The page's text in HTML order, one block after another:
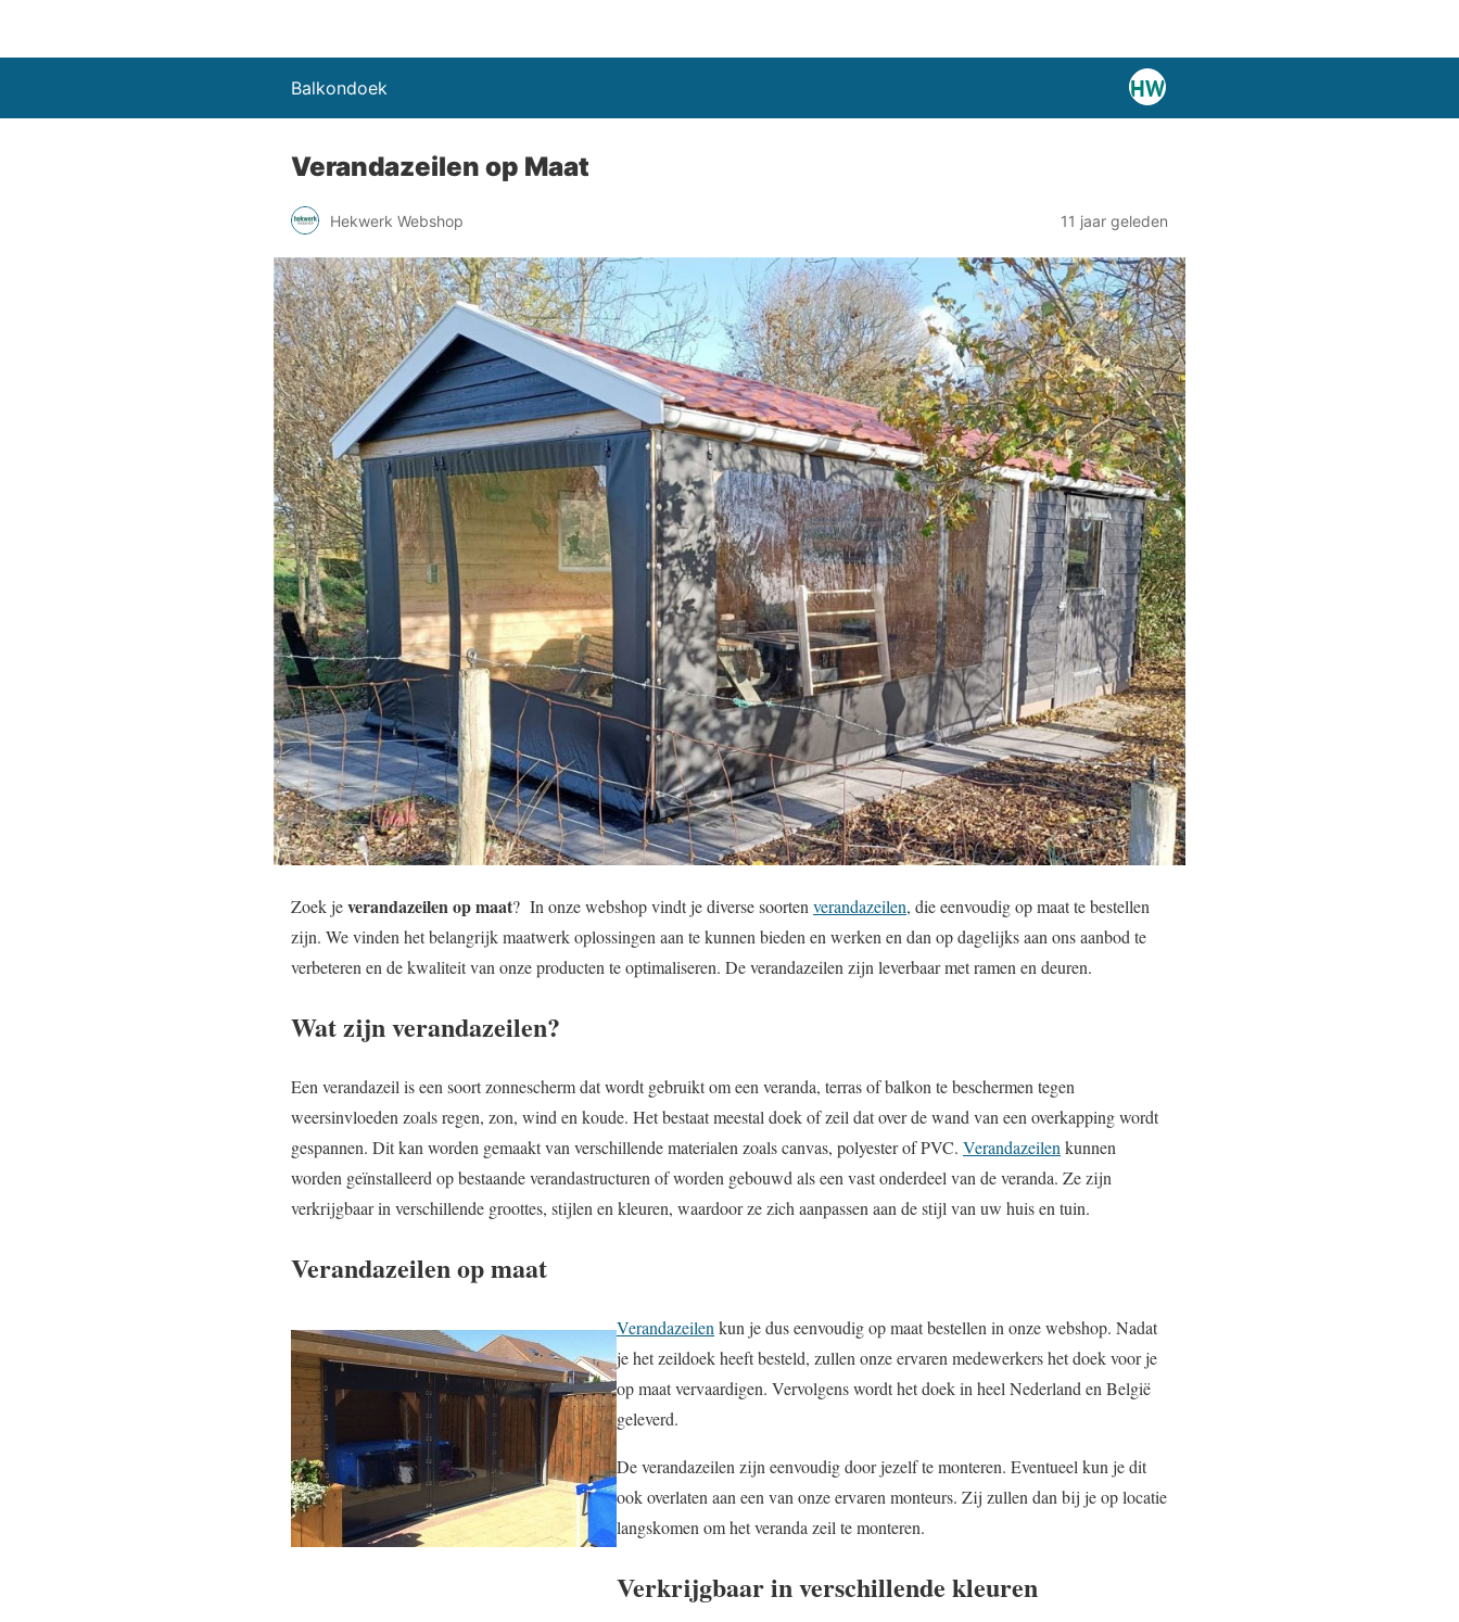
Balkondoek
Verandazeilen op Maat
Hekwerk Webshop 11 jaar geleden
Zoek jeverandazeilen op maat? In onze webshop vindt je diverse soortenverandazeilen, die eenvoudig op maat te bestellen
zijn. We vinden het belangrijk maatwerk oplossingen aan te kunnen bieden en werken en dan op dagelijks aan ons aanbod te
verbeteren en de kwaliteit van onze producten te optimaliseren. De verandazeilen zijn leverbaar met ramen en deuren.
Wat zijn verandazeilen?
Een verandazeil is een soort zonnescherm dat wordt gebruikt om een veranda, terras of balkon te beschermen tegen
weersinvloeden zoals regen, zon, wind en koude. Het bestaat meestal doek of zeil dat over de wand van een overkapping wordt
gespannen. Dit kan worden gemaakt van verschillende materialen zoals canvas, polyester of PVC. Verandazeilen kunnen
worden geïnstalleerd op bestaande verandastructuren of worden gebouwd als een vast onderdeel van de veranda. Ze zijn
verkrijgbaar in verschillende groottes, stijlen en kleuren, waardoor ze zich aanpassen aan de stijl van uw huis en tuin.
Verandazeilen op maat
Verandazeilen kun je dus eenvoudig op maat bestellen in onze webshop. Nadat
je het zeildoek heeft besteld, zullen onze ervaren medewerkers het doek voor je
op maat vervaardigen. Vervolgens wordt het doek in heel Nederland en België
geleverd.
De verandazeilen zijn eenvoudig door jezelf te monteren. Eventueel kun je dit
ook overlaten aan een van onze ervaren monteurs. Zij zullen dan bij je op locatie
langskomen om het veranda zeil te monteren.
Verkrijgbaar in verschillende kleuren